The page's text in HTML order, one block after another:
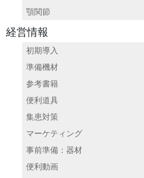
顎関節
経営情報
初期導入
準備機材
参考書籍
便利道具
集患対策
マーケティング
事前準備：器材
便利動画